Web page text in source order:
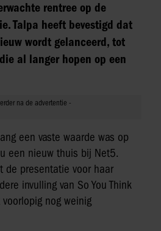
rentree op de
Talpa heeft bevestigd dat
wordt gelanceerd, tot
al langer hopen op een
een vaste waarde was op
een nieuw thuis bij Net5.
de presentatie voor haar
invulling van So You Think
nog weinig